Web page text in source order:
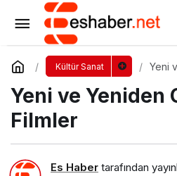
Kültür Sanat
Yeni
Yeni ve Yeniden
Filmler
Es Haber tarafından
Sattas’tan Güneşe
Yorum Yap Paylaş